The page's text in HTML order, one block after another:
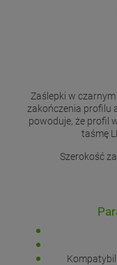
Zaślepki w
zakończenia profilu
powoduje, że profil
taśmę
Szerokość